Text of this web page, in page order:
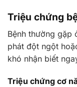
Triệu chứng
Bệnh thường gặp
phát đột ngột
khó nhận biết
Triệu chứng cơ